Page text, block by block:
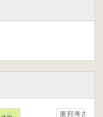
東邦考古